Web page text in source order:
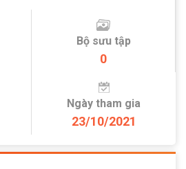
Bộ sưu tập
0
Ngày tham gia
23/10/2021